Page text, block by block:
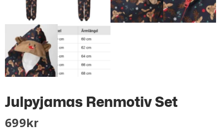
Julpyjamas Renmotiv Set
699 Kr